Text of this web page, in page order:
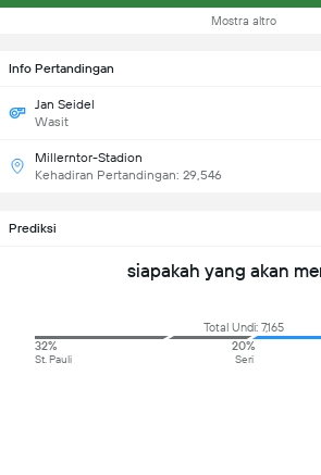
Mostra altro
Info Pertandingan
Jan Seidel
Wasit
Millerntor-Stadion
Kehadiran Pertandingan: 29,546
Prediksi
siapakah yang akan
Total Undi: 7,165
32%
St. Pauli
20%
Seri